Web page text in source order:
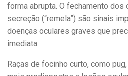
forma abrupta. O fechamento
secreção (“remela”) são sinais
doenças oculares graves que
imediata.
Raças de focinho curto, como